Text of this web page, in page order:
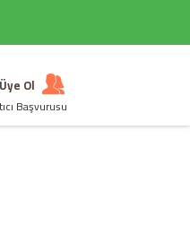
Üye Ol
Başvurusu